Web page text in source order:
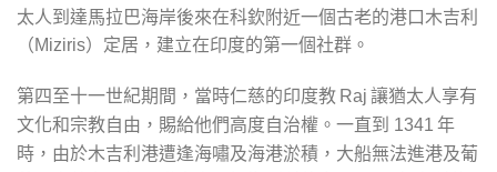
太人到達馬拉巴海岸後來在科欽附近一個古老的港口木吉利
（Miziris）定居，建立在印度的第一個社群。
第四至十一世紀期間，當時仁慈的印度教 Raj 讓猶太人享有
文化和宗教自由，賜給他們高度自治權。一直到 1341 年
時，由於木吉利港遭逢海嘯及海港淤積，大船無法進港及葡